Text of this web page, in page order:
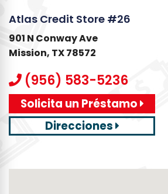
Atlas Credit Store #26
901 N Conway Ave
Mission, TX 78572
(956) 583-5236
Solicita un Préstamo
Direcciones